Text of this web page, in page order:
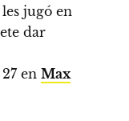
jugó en
dar
en Max